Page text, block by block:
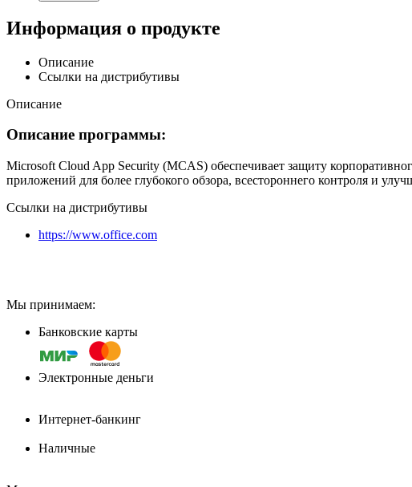
Информация о продукте
Описание
Ссылки на дистрибутивы
Описание
Описание программы:
Microsoft Cloud App Security (MCAS) обеспечивает защиту
приложений для более глубокого обзора, всестороннего контроля и
Ссылки на дистрибутивы
https://www.office.com
Мы принимаем:
Банковские карты
Электронные деньги
Интернет-банкинг
Наличные